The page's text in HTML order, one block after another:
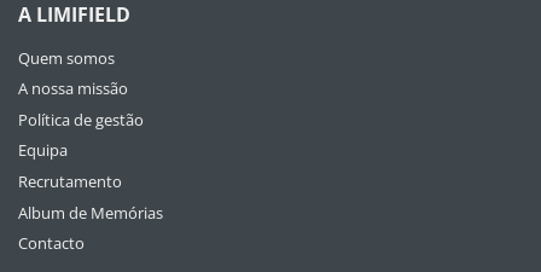
A LIMIFIELD
Quem somos
A nossa missão
Política de gestão
Equipa
Recrutamento
Album de Memórias
Contacto